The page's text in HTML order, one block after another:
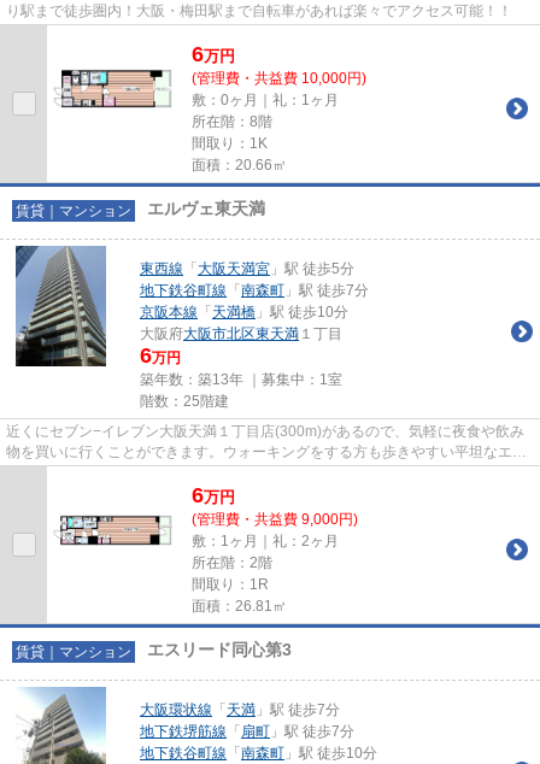
り駅まで徒歩圏内！大阪・梅田駅まで自転車があれば楽々でアクセス可能！！
6万円
(管理費・共益費 10,000円)
敷：0ヶ月｜礼：1ヶ月
所在階：8階
間取り：1K
面積：20.66㎡
賃貸｜マンション エルヴェ東天満
東西線 「 大阪天満宮 」駅 徒歩5分
地下鉄谷町線 「 南森町 」駅 徒歩7分
京阪本線 「 天満橋 」駅 徒歩10分
大阪府大阪市北区東天満 １丁目
6万円
築年数：築13年 ｜募集中： 1室
階数：25階建
近くにセブン−イレブン大阪天満１丁目店(300m)があるので、気軽に夜食や飲み
物を買いに行くことができます。ウォーキングをする方も歩きやすい平坦なエリ
6万円
(管理費・共益費 9,000円)
敷：1ヶ月｜礼：2ヶ月
所在階：2階
間取り：1R
面積：26.81㎡
賃貸｜マンション エスリード同心第3
大阪環状線 「 天満 」駅 徒歩7分
地下鉄堺筋線 「 扇町 」駅 徒歩7分
地下鉄谷町線 「 南森町 」駅 徒歩10分